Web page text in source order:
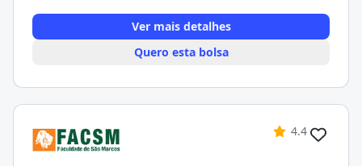
Ver mais detalhes
Quero esta bolsa
4.4